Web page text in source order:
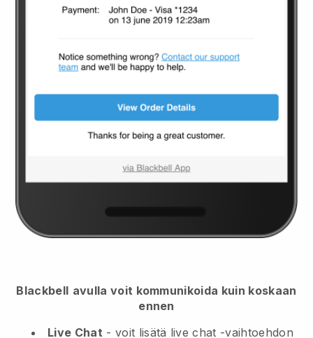
Blackbell avulla voit kommunikoida kuin koskaan
ennen
Live Chat - voit lisätä live chat -vaihtoehdon